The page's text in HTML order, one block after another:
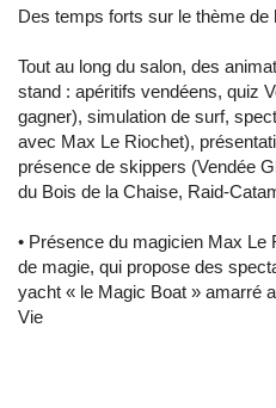
Des temps forts sur le thème de
Tout au long du salon, des
stand : apéritifs vendéens, quiz
gagner), simulation de surf,
avec Max Le Riochet),
présence de skippers (Vendée
du Bois de la Chaise, Raid-
• Présence du magicien Max
de magie, qui propose des
yacht « le Magic Boat » amarré
Vie